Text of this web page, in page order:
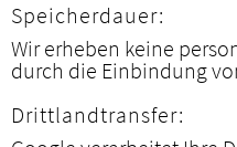
Speicherdauer:
Wir erheben keine
durch die Einbindung
Drittlandtransfer: